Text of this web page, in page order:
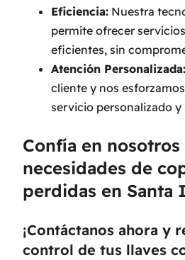
Eficiencia: Nuestra
permite ofrecer
eficientes, sin
Atención Personalizada:
cliente y nos
servicio personalizado y
Confía en nosotros
necesidades de
perdidas en Santa
¡Contáctanos ahora y
control de tus llaves